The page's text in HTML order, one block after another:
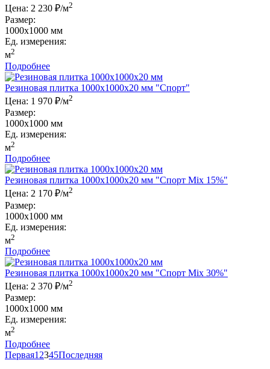
Цена: 2 230 ₽/м2
Размер:
1000x1000 мм
Ед. измерения:
м2
Подробнее
Резиновая плитка 1000x1000x20 мм "Спорт"
Цена: 1 970 ₽/м2
Размер:
1000x1000 мм
Ед. измерения:
м2
Подробнее
Резиновая плитка 1000x1000x20 мм "Спорт Mix 15%"
Цена: 2 170 ₽/м2
Размер:
1000x1000 мм
Ед. измерения:
м2
Подробнее
Резиновая плитка 1000x1000x20 мм "Спорт Mix 30%"
Цена: 2 370 ₽/м2
Размер:
1000x1000 мм
Ед. измерения:
м2
Подробнее
Первая1 2345Последняя